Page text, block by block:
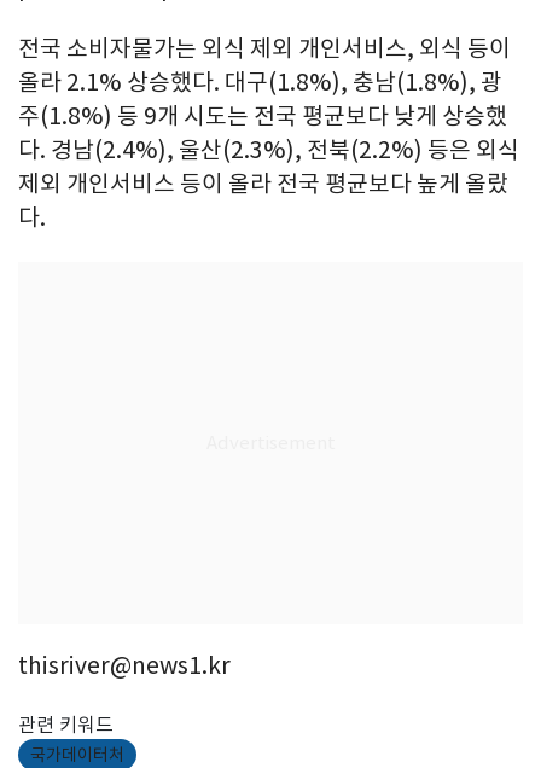
전국 소비자물가는 외식 제외 개인서비스, 외식 등이
올라 2.1% 상승했다. 대구(1.8%), 충남(1.8%), 광
주(1.8%) 등 9개 시도는 전국 평균보다 낮게 상승했
다. 경남(2.4%), 울산(2.3%), 전북(2.2%) 등은 외식
제외 개인서비스 등이 올라 전국 평균보다 높게 올랐
다.
thisriver@news1.kr
관련 키워드
국가데이터처